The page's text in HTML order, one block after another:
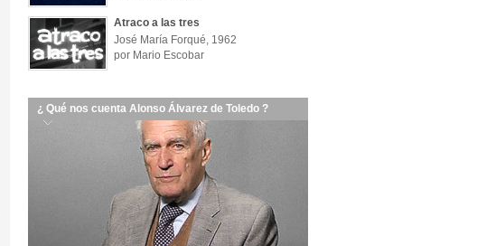
Atraco a las tres
José María Forqué, 1962
por Mario Escobar
¿ Qué nos cuenta Alonso Álvarez de Toledo ?